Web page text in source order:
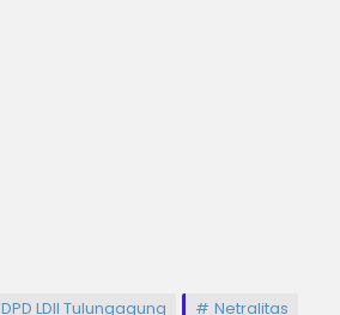
DPD LDII Tulungagung Netralitas